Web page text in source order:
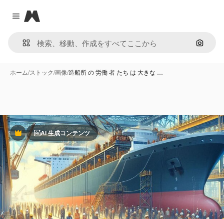
Close menu
Magnific
画像で
ホーム/ストック/画像/造船所 の 労働 者 たち は 大きな …
PremiumAI 生成コンテンツ